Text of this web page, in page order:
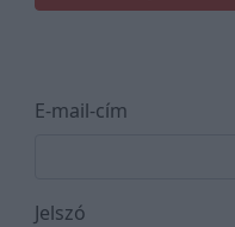
E-mail-cím
Jelszó